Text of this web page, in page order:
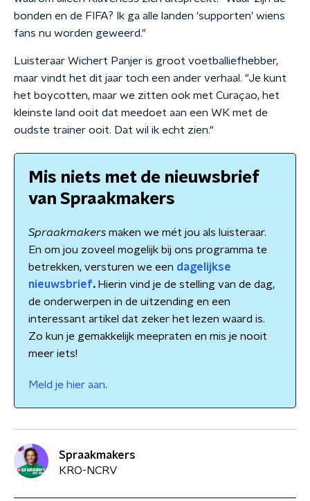
bonden en de FIFA? Ik ga alle landen 'supporten' wiens
fans nu worden geweerd."
Luisteraar Wichert Panjer is groot voetballiefhebber,
maar vindt het dit jaar toch een ander verhaal. "Je kunt
het boycotten, maar we zitten ook met Curaçao, het
kleinste land ooit dat meedoet aan een WK met de
oudste trainer ooit. Dat wil ik echt zien."
Mis niets met de nieuwsbrief
van Spraakmakers
Spraakmakers maken we mét jou als luisteraar.
En om jou zoveel mogelijk bij ons programma te
betrekken, versturen we een dagelijkse
nieuwsbrief.Hierin vind je de stelling van de dag,
de onderwerpen in de uitzending en een
interessant artikel dat zeker het lezen waard is.
Zo kun je gemakkelijk meepraten en mis je nooit
meer iets!
Meld je hier aan.
Spraakmakers
KRO-NCRV